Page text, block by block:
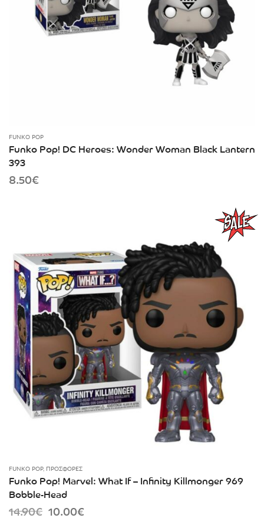
FUNKO POP
Funko Pop! DC Heroes: Wonder Woman Black Lantern
393
8.50€
FUNKO POP, ΠΡΟΣΦΟΡΈΣ
Funko Pop! Marvel: What If – Infinity Killmonger 969
Bobble-Head
14.90€ Original
10.00€Current